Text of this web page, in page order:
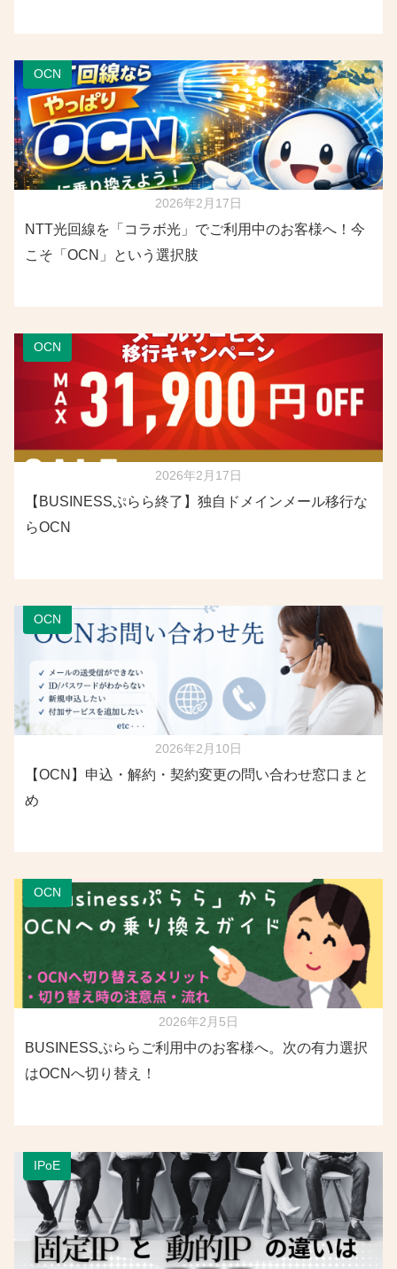
OCN
2026年2月17日
NTT光回線を「コラボ光」でご利用中のお客様へ！今
こそ「OCN」という選択肢
OCN
2026年2月17日
【BUSINESSぷらら終了】独自ドメインメール移行な
らOCN
OCN
2026年2月10日
【OCN】申込・解約・契約変更の問い合わせ窓口まと
め
OCN
2026年2月5日
BUSINESSぷららご利用中のお客様へ。次の有力選択
はOCNへ切り替え！
IPoE